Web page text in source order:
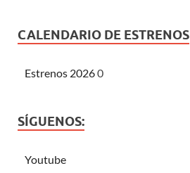
CALENDARIO DE ESTRENOS
Estrenos 20260
SÍGUENOS:
Youtube